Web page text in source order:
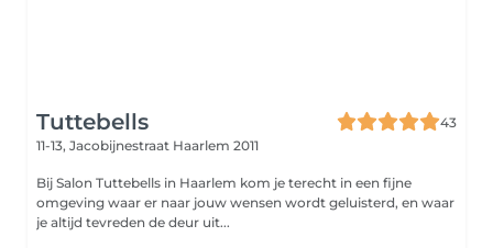
Tuttebells
43
11-13, Jacobijnestraat Haarlem 2011
Bij Salon Tuttebells in Haarlem kom je terecht in een fijne
omgeving waar er naar jouw wensen wordt geluisterd, en waar
je altijd tevreden de deur uit...